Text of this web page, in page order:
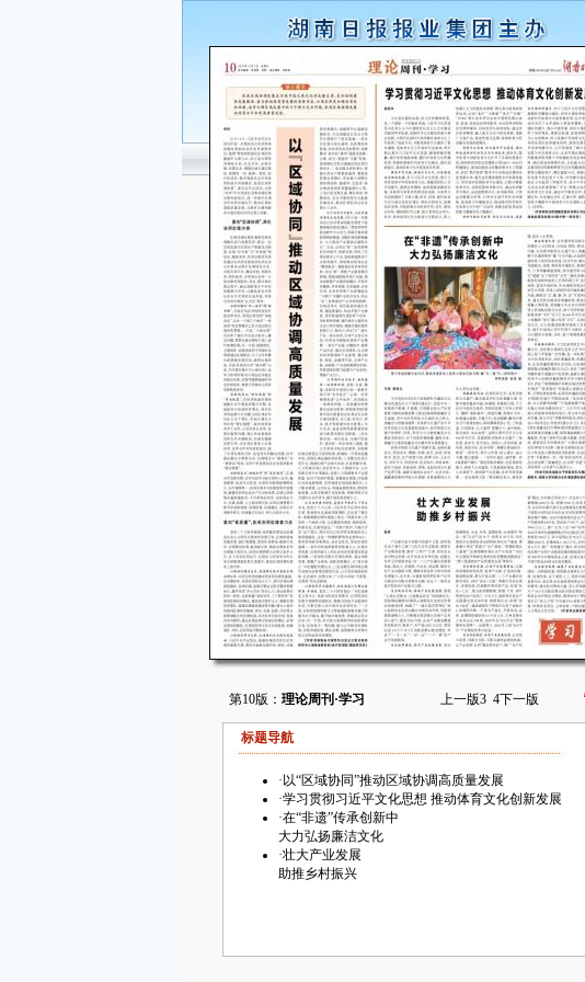
第10版： 理论周刊·学习 上一版3 4下一版
标题导航
· 以“区域协同”推动区域协调高质量发展
·学习贯彻习近平文化思想 推动体育文化创新发展
·在“非遗”传承创新中
大力弘扬廉洁文化
·壮大产业发展
助推乡村振兴